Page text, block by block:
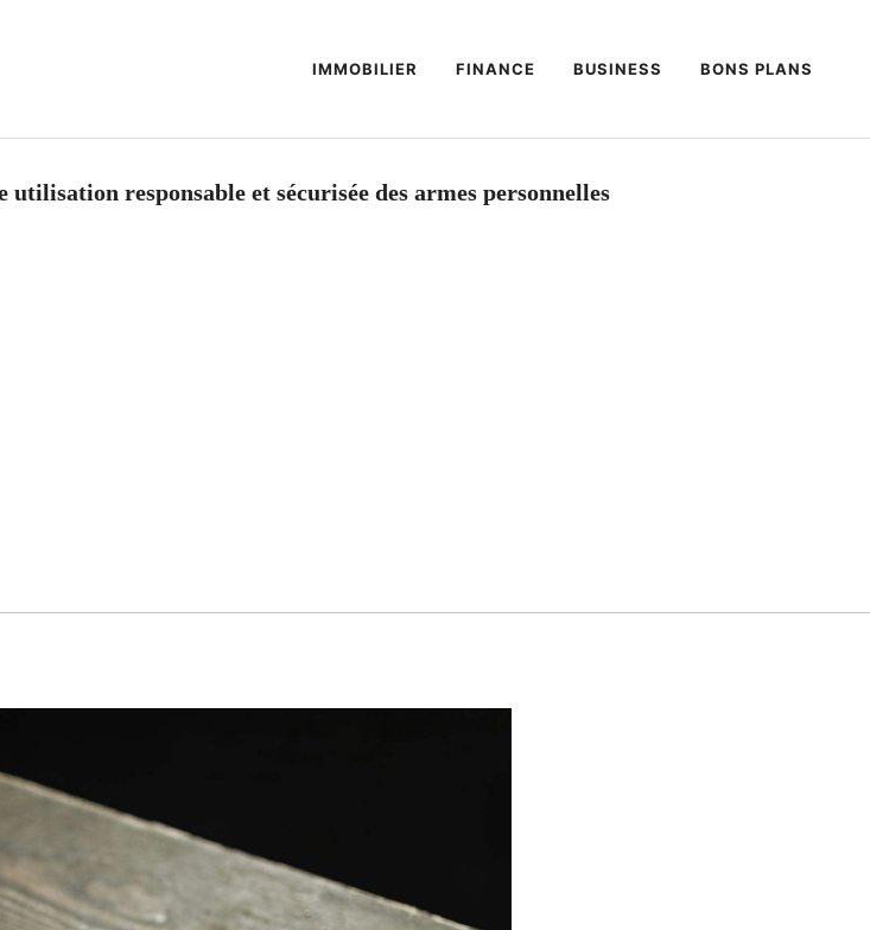
IMMOBILIER FINANCE BUSINESS BONS PLANS
utilisation responsable et sécurisée des armes personnelles